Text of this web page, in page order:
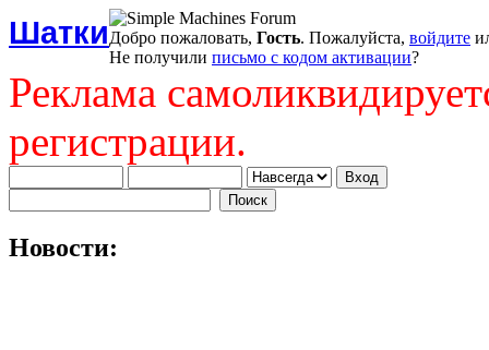
ШаткиДобро пожаловать, Гость. Пожалуйста, войдите
Не получили письмо с кодом активации?
Реклама
регистрации.
Новости: